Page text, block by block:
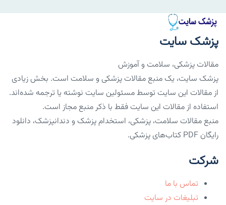
پزشک سایت
مقالات پزشکی، سلامت و آموزش
پزشک سایت، یک منبع مقالات پزشکی و سلامت است. بخش زیادی
از مقالات این سایت توسط مسئولین سایت نوشته یا ترجمه شده‌اند.
استفاده از مقالات این سایت فقط با ذکر منبع مجاز است.
منبع مقالات سلامت، پزشکی، استخدام پزشک و دندانپزشک، دانلود
رایگان PDF کتاب‌های پزشکی.
شرکت
تماس با ما
تبلیغات در سایت